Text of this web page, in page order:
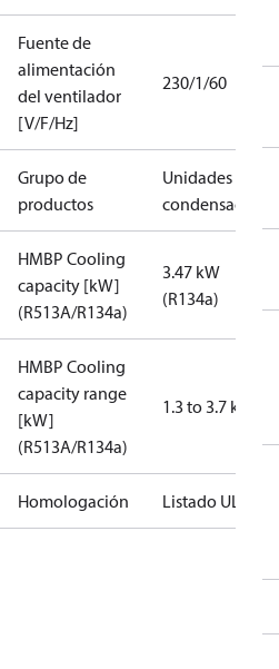
Fuente de
alimentación
del ventilador
[V/F/Hz]
230/1/60
Grupo de
productos
Unidades
condensadoras
HMBP Cooling
capacity [kW]
(R513A/R134a)
3.47 kW
(R134a)
HMBP Cooling
capacity range
[kW]
(R513A/R134a)
1.3 to 3.7 kW
Homologación Listado UL